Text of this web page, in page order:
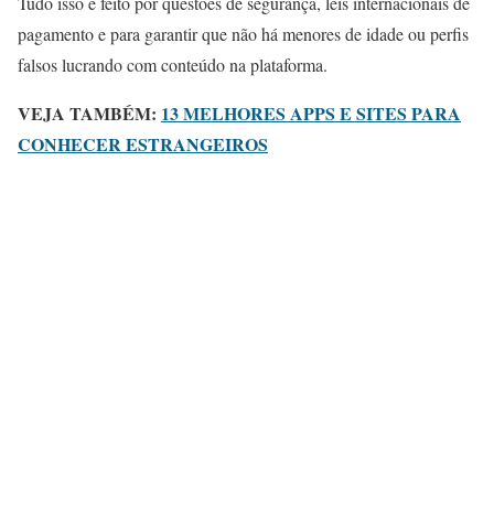
pagamento e para garantir que não há menores de idade ou perfis
falsos lucrando com conteúdo na plataforma.
VEJA TAMBÉM: 13 MELHORES APPS E SITES PARA
CONHECER ESTRANGEIROS